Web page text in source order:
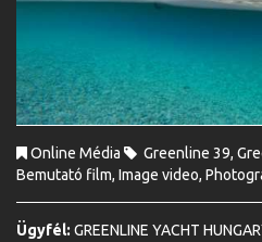
Online Média Greenline 39,
Bemutató film, Image video,
Ügyfél: GREENLINE YACHT